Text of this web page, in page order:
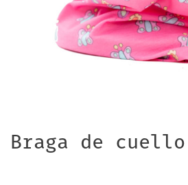
Braga de cuello